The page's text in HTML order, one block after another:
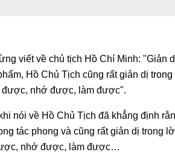
viết về chủ tịch Hồ Chí Minh: "Giản
Hồ Chủ Tịch cũng rất giản dị
được, nhớ được, làm được".
nói về Hồ Chủ Tịch đã khẳng định
tác phong và cũng rất giản dị trong
nhớ được, làm được…